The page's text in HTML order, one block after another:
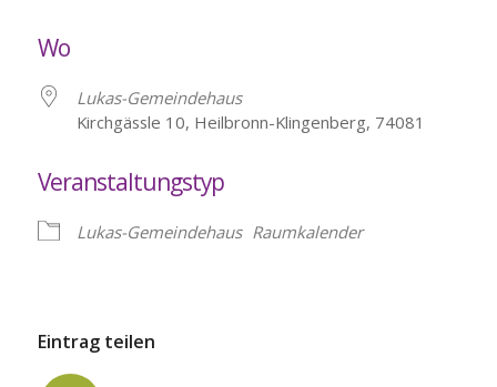
Wo
Lukas-Gemeindehaus
Kirchgässle 10, Heilbronn-Klingenberg, 74081
Veranstaltungstyp
Lukas-Gemeindehaus Raumkalender
Eintrag teilen